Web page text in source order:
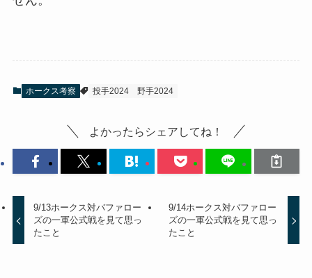
ホークス考察 投手2024 野手2024
よかったらシェアしてね！
9/13ホークス対バファロー
ズの一軍公式戦を見て思っ
たこと
9/14ホークス対バファロー
ズの一軍公式戦を見て思っ
たこと